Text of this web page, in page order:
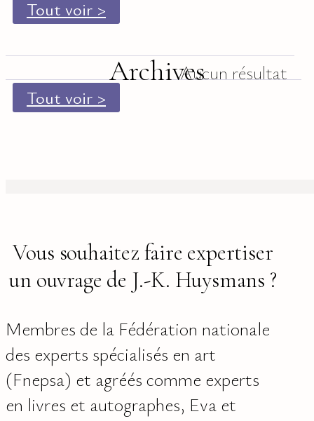
Tout voir >
ArchivesAucun résultat
Tout voir >
Vous souhaitez faire expertiser
un ouvrage de J.-K. Huysmans ?
Membres de la Fédération nationale
des experts spécialisés en art
(Fnepsa) et agréés comme experts
en livres et autographes, Eva et